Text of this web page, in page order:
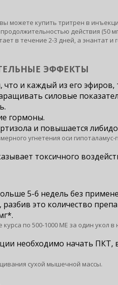
вы можете купить тритрен в
действия (50
в течение 2-3 дней, а энантат
ЭФФЕКТЫ
и каждый из его
силовые
гормоны.
и повышается
угнетения оси
токсичного
5-6 недель без
это количество
по 500-1000 МЕ за один укол в
необходимо начать
сухой мышечной массы.